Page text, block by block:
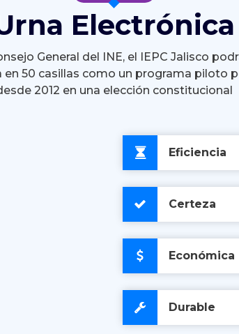
Electrónica
General del INE, el IEPC Jalisco
en 50 casillas como un programa piloto
2012 en una elección constitucional
Eficiencia
Certeza
Económica
Durable